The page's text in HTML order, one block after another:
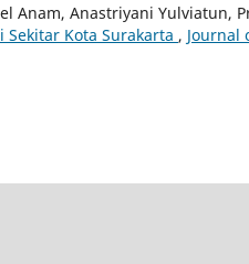
Anam, Anastriyani Yulviatun,
Sekitar Kota Surakarta , Journal